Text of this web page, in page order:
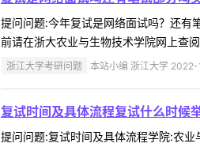
提问问题:今年复试是网络面试吗？还
前请在浙大农业与生物技术学院网上查
浙江大学考研问题 本站小编 浙江大学
复试时间及具体流程复试什么时候
提问问题:复试时间及具体流程学院:农